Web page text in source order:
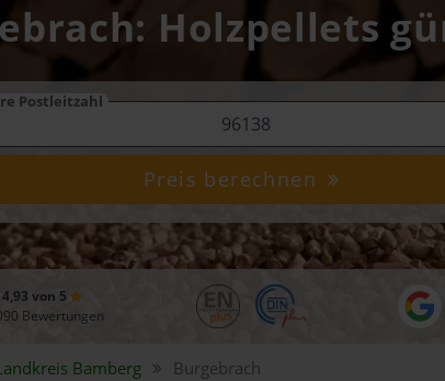
Holzpellets
Postleitzahl
Preis berechnen
4,93 von 5
Bewertungen
Bamberg Burgebrach